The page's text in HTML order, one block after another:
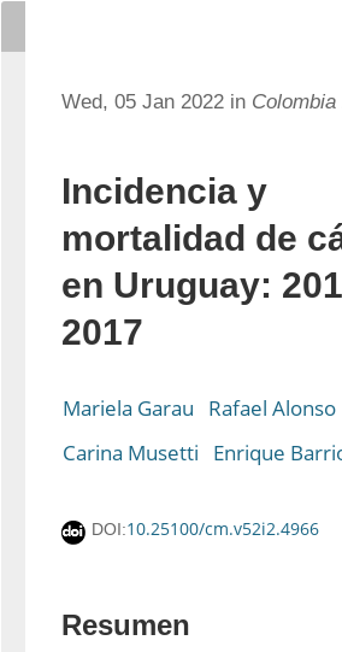
Wed, 05 Jan 2022 in
Incidencia y
mortalidad de
en Uruguay:
2017
Mariela Garau
Rafael Alonso
Carina Musetti
Enrique
DOI:10.25100/cm.v52i2.4966
Resumen